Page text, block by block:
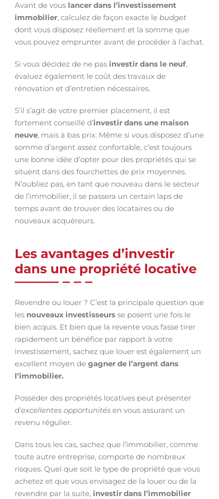
Avant de vous lancer dans l’investissement
immobilier, calculez de façon exacte le budget
dont vous disposez réellement et la somme que
vous pouvez emprunter avant de procéder à l’achat.
Si vous décidez de ne pas investir dans le neuf,
évaluez également le coût des travaux de
rénovation et d’entretien nécessaires.
S’il s’agit de votre premier placement, il est
fortement conseillé d’investir dans une maison
neuve, mais à bas prix. Même si vous disposez d’une
somme d’argent assez confortable, c’est toujours
une bonne idée d’opter pour des propriétés qui se
situent dans des fourchettes de prix moyennes.
N’oubliez pas, en tant que nouveau dans le secteur
de l’immobilier, il se passera un certain laps de
temps avant de trouver des locataires ou de
nouveaux acquéreurs.
Les avantages d’investir
dans une propriété locative
Revendre ou louer ? C’est la principale question que
les nouveaux investisseurs se posent une fois le
bien acquis. Et bien que la revente vous fasse tirer
rapidement un bénéfice par rapport à votre
investissement, sachez que louer est également un
excellent moyen de gagner de l’argent dans
l’immobilier.
Posséder des propriétés locatives peut présenter
d’excellentes opportunités en vous assurant un
revenu régulier.
Dans tous les cas, sachez que l’immobilier, comme
toute autre entreprise, comporte de nombreux
risques. Quel que soit le type de propriété que vous
achetez et que vous envisagez de la louer ou de la
revendre par la suite, investir dans l’immobilier